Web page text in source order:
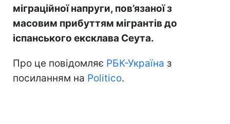
міграційної напруги, пов’язаної з
масовим прибуттям мігрантів до
іспанського ексклава Сеута.
Про це повідомляє РБК-Україна з
посиланням на Politico.